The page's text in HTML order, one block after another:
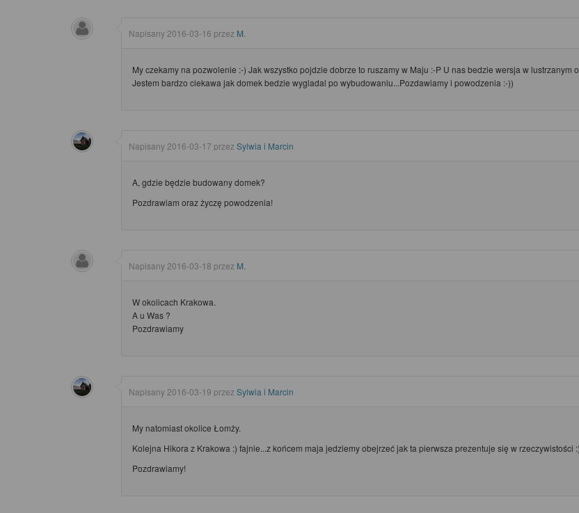
Napisany 2016-03-16 przez M.
My czekamy na pozwolenie :-) Jak wszystko pojdzie dobrze to ruszamy w Maju :-P U nas bedzie wersja w lustrzanym
Jestem bardzo ciekawa jak domek bedzie wygladal po wybudowaniu...Pozdawiamy i powodzenia :-))
Napisany 2016-03-17 przez Sylwia i Marcin
A, gdzie będzie budowany domek?
Pozdrawiam oraz życzę powodzenia!
Napisany 2016-03-18 przez M.
W okolicach Krakowa.
A u Was ?
Pozdrawiamy
Napisany 2016-03-19 przez Sylwia i Marcin
My natomiast okolice Łomży.
Kolejna Hikora z Krakowa :) fajnie...z końcem maja jedziemy obejrzeć jak ta pierwsza prezentuje się w rzeczywistości :)
Pozdrawiamy!